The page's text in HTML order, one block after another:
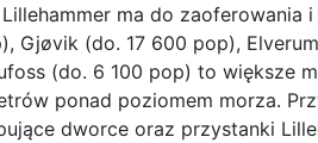
ma do zaoferowania
Gjøvik (do. 17 600 pop),
(do. 6 100 pop) to większe
ponad poziomem morza.
dworce oraz przystanki